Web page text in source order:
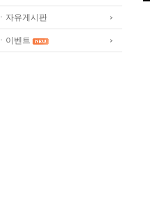
ㆍ자유게시판
ㆍ이벤트